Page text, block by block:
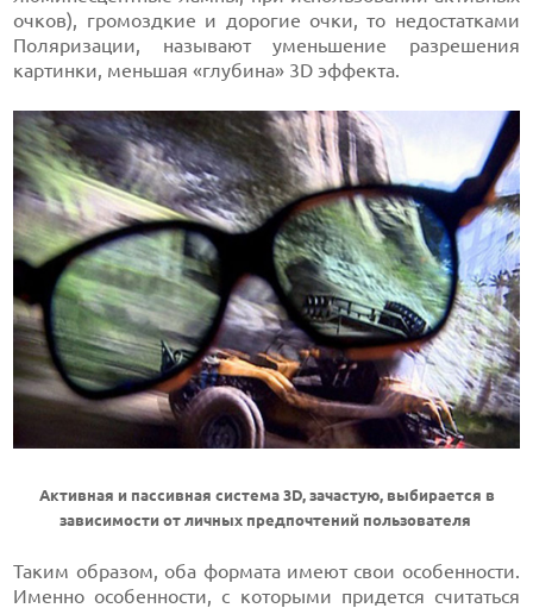
очков), громоздкие и дорогие очки, то недостатками
Поляризации, называют уменьшение разрешения
картинки, меньшая «глубина» 3D эффекта.
Активная и пассивная система 3D, зачастую, выбирается в
зависимости от личных предпочтений пользователя
Таким образом, оба формата имеют свои особенности.
Именно особенности, с которыми придется считаться